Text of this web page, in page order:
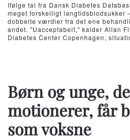
Ifølge tal fra Dansk Diabetes
meget forskelligt langtidsblodsukker
dobbelte værdier fra det ene
andet. "Uacceptabelt," kalder Allan
Diabetes Center Copenhagen,
Børn og unge,
motionerer, får
som voksne